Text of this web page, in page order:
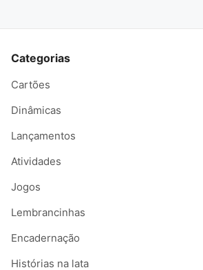
Categorias
Cartões
Dinâmicas
Lançamentos
Atividades
Jogos
Lembrancinhas
Encadernação
Histórias na lata